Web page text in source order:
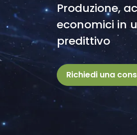
Produzione,
economici in
predittivo
Richiedi una